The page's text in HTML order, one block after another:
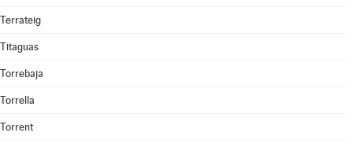
Terrateig
Titaguas
Torrebaja
Torrella
Torrent